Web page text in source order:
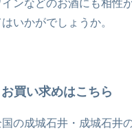
ンなどのお酒にも相性
いかがでしょうか。
お買い求めはこちら
の成城石井・成城石井